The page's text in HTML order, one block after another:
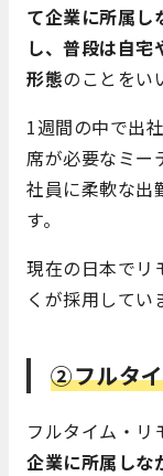
て企業に所属し
し、普段は自宅
形態のことをい
1週間の中で出
席が必要なミー
社員に柔軟な出
す。
現在の日本でリ
くが採用してい
②フルタ
フルタイム・リ
企業に所属しな